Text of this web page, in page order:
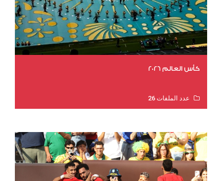
كأس العالم 2026
عدد الملفات 26